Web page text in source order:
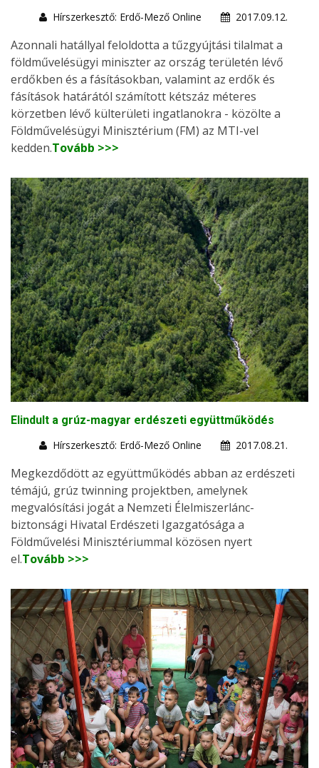
Hírszerkesztő: Erdő-Mező Online
2017.09.12.
Azonnali hatállyal feloldotta a tűzgyújtási tilalmat a
földművelésügyi miniszter az ország területén lévő
erdőkben és a fásításokban, valamint az erdők és
fásítások határától számított kétszáz méteres
körzetben lévő külterületi ingatlanokra - közölte a
Földművelésügyi Minisztérium (FM) az MTI-vel
kedden.Tovább >>>
Elindult a grúz-magyar erdészeti együttműködés
Hírszerkesztő: Erdő-Mező Online
2017.08.21.
Megkezdődött az együttműködés abban az erdészeti
témájú, grúz twinning projektben, amelynek
megvalósítási jogát a Nemzeti Élelmiszerlánc-
biztonsági Hivatal Erdészeti Igazgatósága a
Földművelési Minisztériummal közösen nyert
el.Tovább >>>